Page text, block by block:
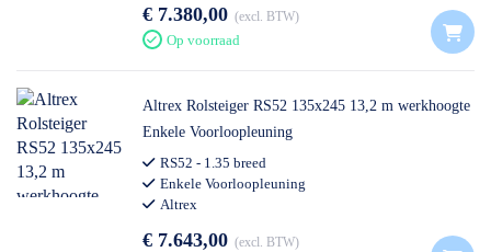
€ 7.380,00 excl. BTW
Op voorraad
Altrex Rolsteiger RS52 135x245 13,2 m werkhoogte
Enkele Voorloopleuning
RS52 - 1.35 breed
Enkele Voorloopleuning
Altrex
€ 7.643,00 excl. BTW